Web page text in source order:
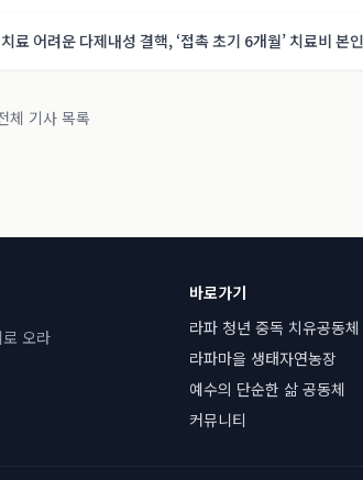
치료 어려운 다제내성 결핵, ‘접촉 초기 6개월’ 치료비 본
체 기사 목록
오라
바로가기
라파 청년 중독 치유공동체
라파마을 생태자연농장
예수의 단순한 삶 공동체
커뮤니티